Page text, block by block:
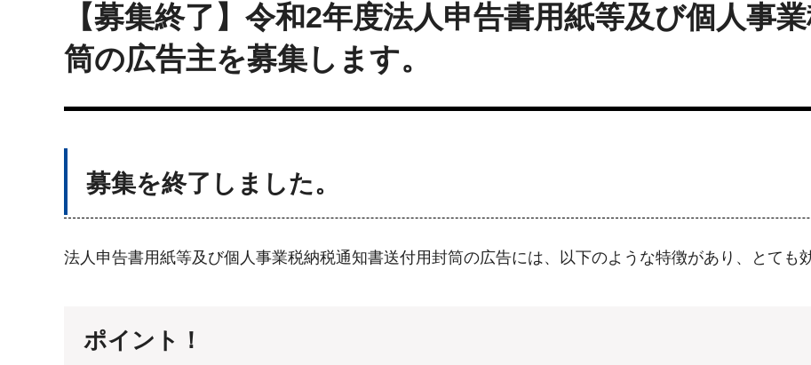
【募集終了】令和2年度法人申告書用紙等及び個人事
筒の広告主を募集します。
募集を終了しました。
法人申告書用紙等及び個人事業税納税通知書送付用封筒の広告には、以下のような特徴があり、とても
ポイント！